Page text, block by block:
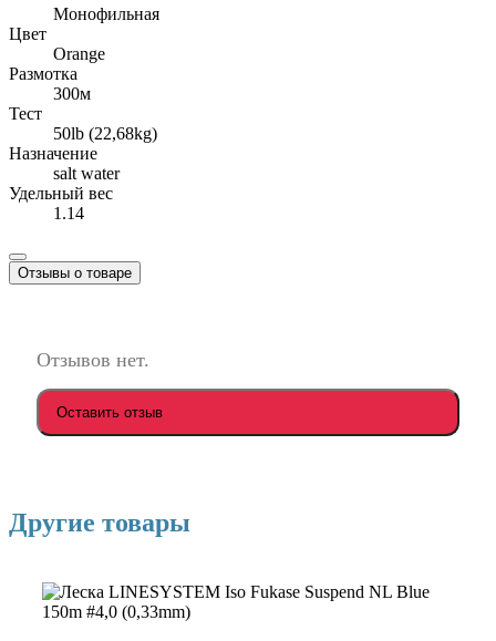
Монофильная
Цвет
Orange
Размотка
300м
Тест
50lb (22,68kg)
Назначение
salt water
Удельный вес
1.14
Отзывы о товаре
Отзывов нет.
Оставить отзыв
Другие товары